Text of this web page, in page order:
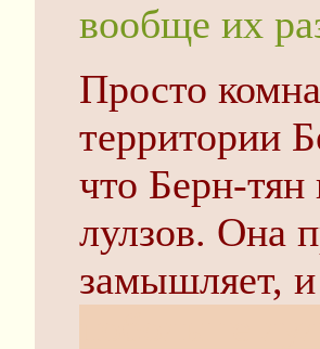
вообще их
Просто
территории
что Берн-тян
лулзов. Она
замышляет,